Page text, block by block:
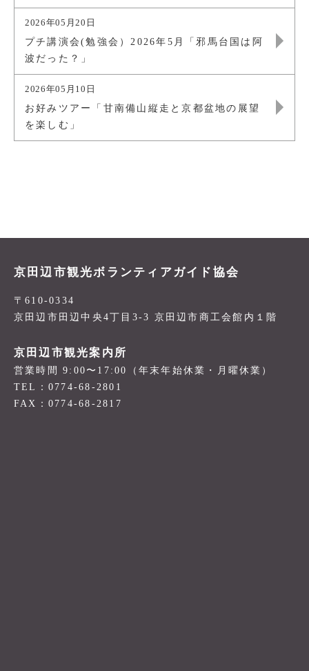
2026年05月20日
プチ講演会(勉強会）2026年5月「邪馬台国は阿
波だった？」
2026年05月10日
お好みツアー「甘南備山縦走と京都盆地の展望
を楽しむ」
京田辺市観光ボランティアガイド協会
〒610-0334
京田辺市田辺中央4丁目3-3 京田辺市商工会館内１階
京田辺市観光案内所
営業時間 9:00〜17:00（年末年始休業・月曜休業）
TEL：0774-68-2801
FAX：0774-68-2817